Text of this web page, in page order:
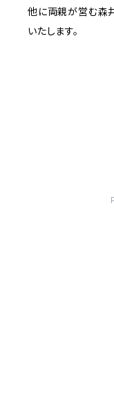
他に両親が営む森
いたします。